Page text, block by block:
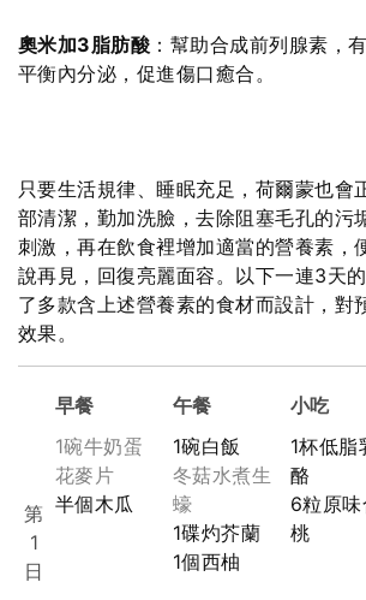
奧米加3脂肪酸 ：幫助合成前列腺素，
平衡內分泌，促進傷口癒合。
只要生活規律、睡眠充足，荷爾蒙也會
部清潔，勤加洗臉，去除阻塞毛孔的污
刺激，再在飲食裡增加適當的營養素，
說再見，回復亮麗面容。以下一連3天
了多款含上述營養素的食材而設計，對
效果。
早餐 午餐 小吃
第
1
日
1碗牛奶蛋
花麥片
半個木瓜
1碗白飯
冬菇水煮生
蠔
1碟灼芥蘭
1個西柚
1杯低脂
酪
6粒原味
桃